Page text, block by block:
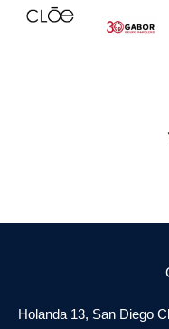
Holanda 13, San Diego